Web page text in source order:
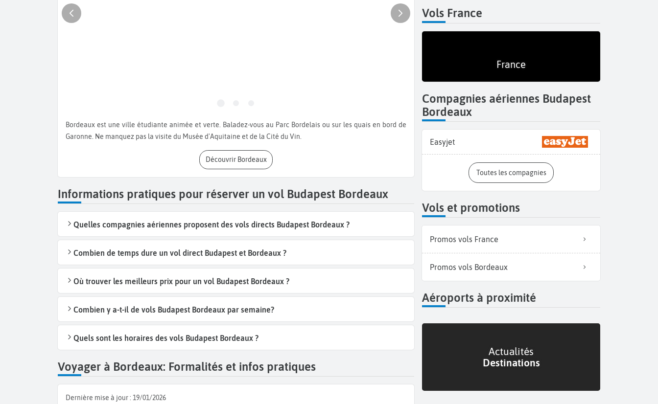
Bordeaux est une ville étudiante animée et verte. Baladez-vous au Parc Bordelais ou sur les quais en bord de
Garonne. Ne manquez pas la visite du Musée d'Aquitaine et de la Cité du Vin.
Découvrir Bordeaux
Informations pratiques pour réserver un vol Budapest Bordeaux
Quelles compagnies aériennes proposent des vols directs Budapest Bordeaux ?
Combien de temps dure un vol direct Budapest et Bordeaux ?
Où trouver les meilleurs prix pour un vol Budapest Bordeaux ?
Combien y a-t-il de vols Budapest Bordeaux par semaine?
Quels sont les horaires des vols Budapest Bordeaux ?
Voyager à Bordeaux: Formalités et infos pratiques
Dernière mise à jour : 19/01/2026
Vols France
France
Compagnies aériennes Budapest
Bordeaux
Easyjet
Toutes les compagnies
Vols et promotions
Promos vols France
Promos vols Bordeaux
Aéroports à proximité
Actualités
Destinations